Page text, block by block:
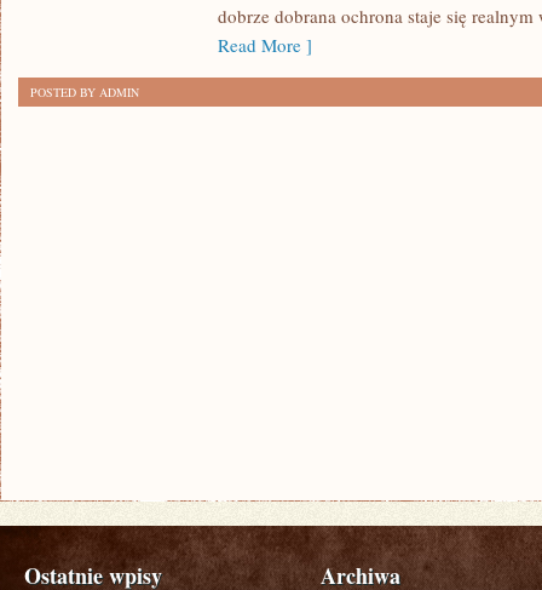
dobrze dobrana ochrona staje się
Read More ]
POSTED BY ADMIN
Ostatnie wpisy Archiwa